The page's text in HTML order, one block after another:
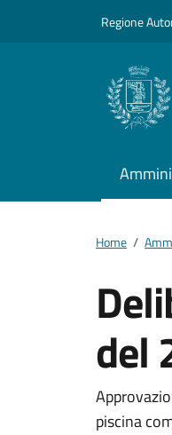
Regione
Home /
del
piscina